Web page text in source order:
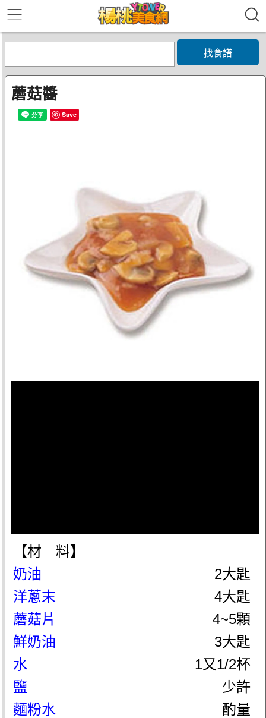
找食譜
蘑菇醬
Save
【材 料】
奶油
2大匙
洋蔥末
4大匙
蘑菇片
4~5顆
鮮奶油
3大匙
水
1又1/2杯
鹽
少許
麵粉水
酌量